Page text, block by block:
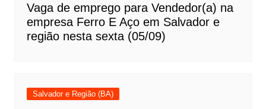
Vaga de emprego para Vendedor(a) na
empresa Ferro E Aço em Salvador e
região nesta sexta (05/09)
Salvador e Região (BA)